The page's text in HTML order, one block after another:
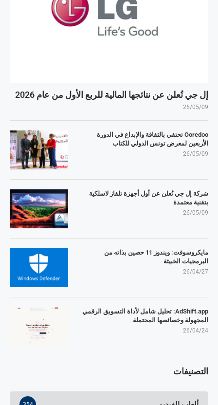
إل جي تُعلن عن نتائجها المالية للربع الأول من عام 2026
26/05/09
Ooredoo تحتفي بالثقافة والإبداع في الدورة
الأربعين لمعرض تونس الدولي للكتاب
26/05/09
شركة إل جي تُعلن عن أول أجهزة تلفاز لاسلكية
بتقنية معتمدة
26/05/09
مايكروسوفت: ويندوز 11 حصين بذاته من
البرمجيات الخبيثة
26/04/27
AdShift.app: تحليل شامل لأداة التسويق الرقمي
المجهولة وخصائصها المحتملة
26/04/24
التصنيفات